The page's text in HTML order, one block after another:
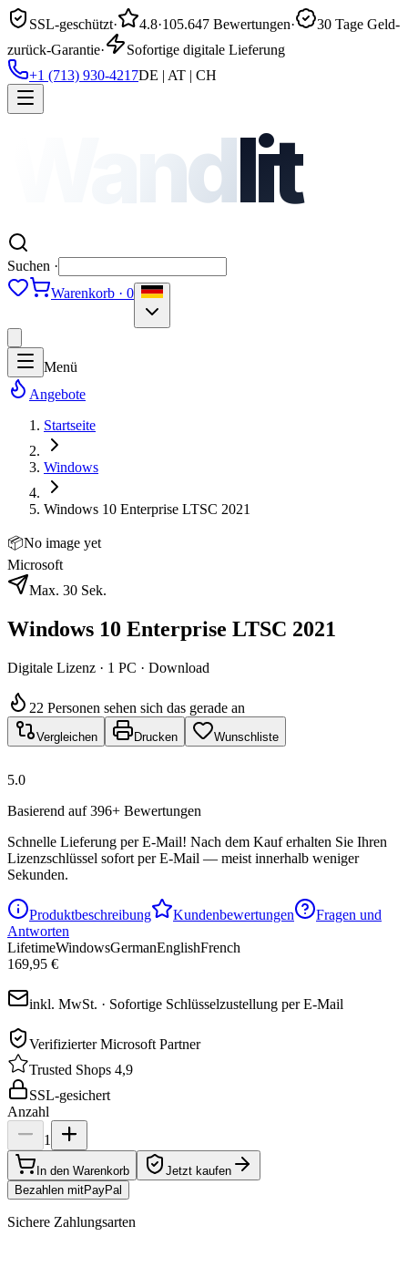
SSL-geschützt· 4.8·105.647 Bewertungen·
30 Tage Geld-
zurück-Garantie·
Sofortige digitale Lieferung
+1 (713) 930-4217DE | AT | CH
Wandlit
Suchen ·
Warenkorb · 0
Menü
Angebote
Startseite
Windows
Windows 10 Enterprise LTSC 2021
📦No image yet
Microsoft
Max. 30 Sek.
Windows 10 Enterprise LTSC 2021
Digitale Lizenz · 1 PC · Download
22 Personen sehen sich das gerade an
Vergleichen Drucken Wunschliste
5.0
Basierend auf 396+ Bewertungen
Schnelle Lieferung per E-Mail! Nach dem Kauf erhalten Sie Ihren
Lizenzschlüssel sofort per E-Mail — meist innerhalb weniger
Sekunden.
Produktbeschreibung Kundenbewertungen
Fragen und
Antworten
LifetimeWindowsGermanEnglishFrench
169,95 €
inkl. MwSt. · Sofortige Schlüsselzustellung per E-Mail
Verifizierter Microsoft Partner
Trusted Shops 4,9
SSL-gesichert
Anzahl
1
In den Warenkorb
Jetzt kaufen
Bezahlen mitPayPal
Sichere Zahlungsarten